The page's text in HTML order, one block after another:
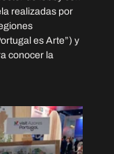
realizadas por
es Arte”) y
conocer la